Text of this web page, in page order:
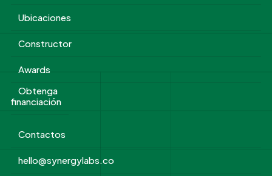
Ubicaciones
Constructor
Awards
Obtenga
financiación
Contactos
hello@synergylabs.co